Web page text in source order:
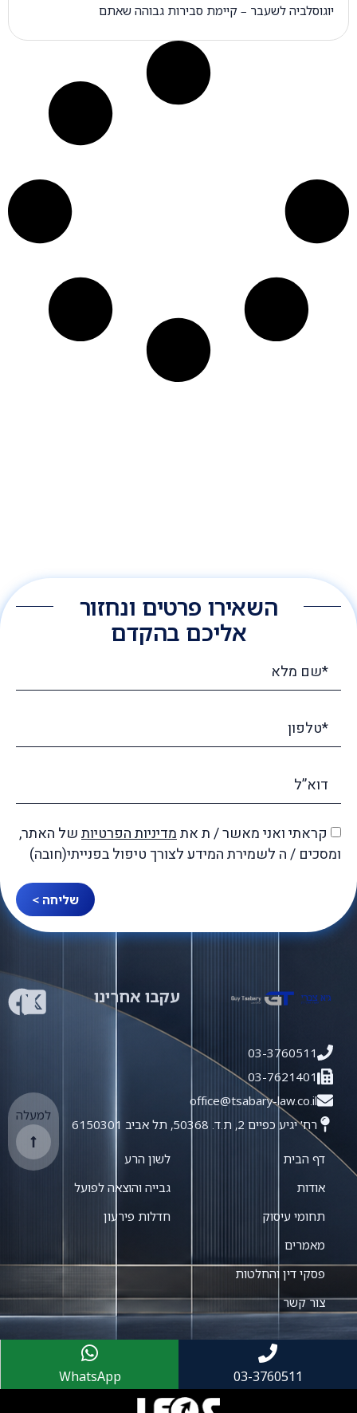
יוגוסלביה לשעבר – קיימת סבירות גבוהה שאתם
השאירו פרטים ונחזור
אליכם בהקדם
קראתי ואני מאשר / ת אתמדיניות הפרטיותשל האתר,
ומסכים / ה לשמירת המידע לצורך טיפול בפנייתי(חובה)
שליחה >
עקבו אחרינו
03-3760511
03-7621401
office@tsabary-law.co.il
רח' יגיע כפיים 2, ת.ד. 50368, תל אביב 6150301
דף הבית
אודות
תחומי עיסוק
מאמרים
פסקי דין והחלטות
צור קשר
לשון הרע
גבייה והוצאה לפועל
חדלות פירעון
למעלה
03-3760511
WhatsApp